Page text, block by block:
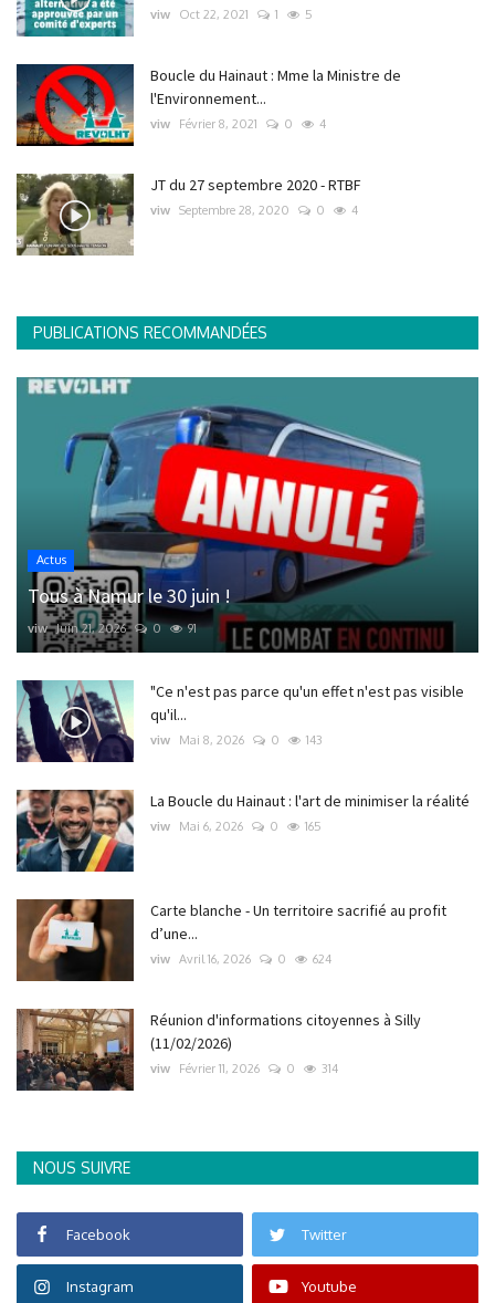
viw Oct 22, 2021 1 5
Boucle du Hainaut : Mme la Ministre de
l'Environnement...
viw Février 8, 2021 0 4
JT du 27 septembre 2020 - RTBF
viw Septembre 28, 2020 0 4
PUBLICATIONS RECOMMANDÉES
Actus
Tous à Namur le 30 juin !
viw Juin 21, 2026 0 91
"Ce n'est pas parce qu'un effet n'est pas visible
qu'il...
viw Mai 8, 2026 0 143
La Boucle du Hainaut : l'art de minimiser la réalité
viw Mai 6, 2026 0 165
Carte blanche - Un territoire sacrifié au profit
d’une...
viw Avril 16, 2026 0 624
Réunion d'informations citoyennes à Silly
(11/02/2026)
viw Février 11, 2026 0 314
NOUS SUIVRE
Facebook Twitter
Instagram Youtube